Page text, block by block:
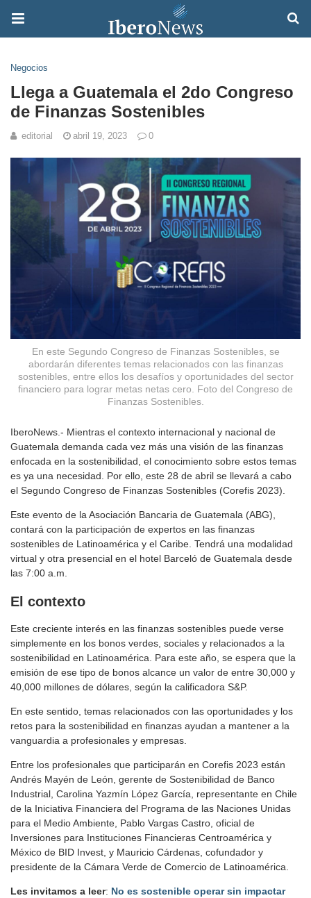
Negocios
Llega a Guatemala el 2do Congreso
de Finanzas Sostenibles
editorial abril 19, 2023 0
En este Segundo Congreso de Finanzas Sostenibles, se
abordarán diferentes temas relacionados con las finanzas
sostenibles, entre ellos los desafíos y oportunidades del sector
financiero para lograr metas netas cero. Foto del Congreso de
Finanzas Sostenibles.
IberoNews.- Mientras el contexto internacional y nacional de
Guatemala demanda cada vez más una visión de las finanzas
enfocada en la sostenibilidad, el conocimiento sobre estos temas
es ya una necesidad. Por ello, este 28 de abril se llevará a cabo
el Segundo Congreso de Finanzas Sostenibles (Corefis 2023).
Este evento de la Asociación Bancaria de Guatemala (ABG),
contará con la participación de expertos en las finanzas
sostenibles de Latinoamérica y el Caribe. Tendrá una modalidad
virtual y otra presencial en el hotel Barceló de Guatemala desde
las 7:00 a.m.
El contexto
Este creciente interés en las finanzas sostenibles puede verse
simplemente en los bonos verdes, sociales y relacionados a la
sostenibilidad en Latinoamérica. Para este año, se espera que la
emisión de ese tipo de bonos alcance un valor de entre 30,000 y
40,000 millones de dólares, según la calificadora S&P.
En este sentido, temas relacionados con las oportunidades y los
retos para la sostenibilidad en finanzas ayudan a mantener a la
vanguardia a profesionales y empresas.
Entre los profesionales que participarán en Corefis 2023 están
Andrés Mayén de León, gerente de Sostenibilidad de Banco
Industrial, Carolina Yazmín López García, representante en Chile
de la Iniciativa Financiera del Programa de las Naciones Unidas
para el Medio Ambiente, Pablo Vargas Castro, oficial de
Inversiones para Instituciones Financieras Centroamérica y
México de BID Invest, y Mauricio Cárdenas, cofundador y
presidente de la Cámara Verde de Comercio de Latinoamérica.
Les invitamos a leer: No es sostenible operar sin impactar